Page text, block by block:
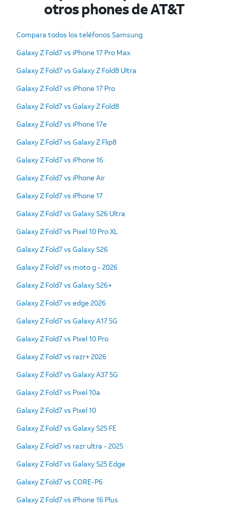
otros phones de AT&T
Compara todos los teléfonos Samsung
Galaxy Z Fold7 vs iPhone 17 Pro Max
Galaxy Z Fold7 vs Galaxy Z Fold8 Ultra
Galaxy Z Fold7 vs iPhone 17 Pro
Galaxy Z Fold7 vs Galaxy Z Fold8
Galaxy Z Fold7 vs iPhone 17e
Galaxy Z Fold7 vs Galaxy Z Flip8
Galaxy Z Fold7 vs iPhone 16
Galaxy Z Fold7 vs iPhone Air
Galaxy Z Fold7 vs iPhone 17
Galaxy Z Fold7 vs Galaxy S26 Ultra
Galaxy Z Fold7 vs Pixel 10 Pro XL
Galaxy Z Fold7 vs Galaxy S26
Galaxy Z Fold7 vs moto g - 2026
Galaxy Z Fold7 vs Galaxy S26+
Galaxy Z Fold7 vs edge 2026
Galaxy Z Fold7 vs Galaxy A17 5G
Galaxy Z Fold7 vs Pixel 10 Pro
Galaxy Z Fold7 vs razr+ 2026
Galaxy Z Fold7 vs Galaxy A37 5G
Galaxy Z Fold7 vs Pixel 10a
Galaxy Z Fold7 vs Pixel 10
Galaxy Z Fold7 vs Galaxy S25 FE
Galaxy Z Fold7 vs razr ultra - 2025
Galaxy Z Fold7 vs Galaxy S25 Edge
Galaxy Z Fold7 vs CORE-P6
Galaxy Z Fold7 vs iPhone 16 Plus